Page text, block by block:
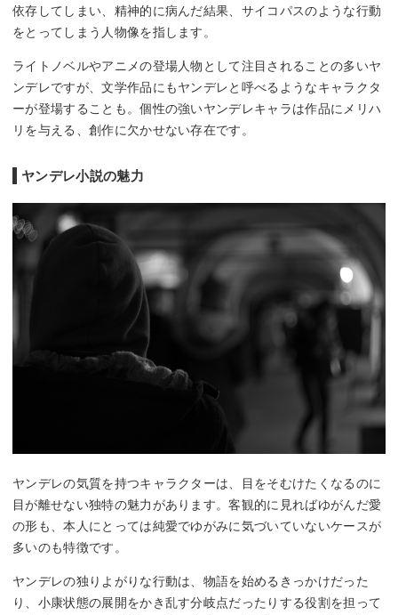
依存してしまい、精神的に病んだ結果、サイコパスのような行動
をとってしまう人物像を指します。
ライトノベルやアニメの登場人物として注目されることの多いヤ
ンデレですが、文学作品にもヤンデレと呼べるようなキャラクタ
ーが登場することも。個性の強いヤンデレキャラは作品にメリハ
リを与える、創作に欠かせない存在です。
ヤンデレ小説の魅力
ヤンデレの気質を持つキャラクターは、目をそむけたくなるのに
目が離せない独特の魅力があります。客観的に見ればゆがんだ愛
の形も、本人にとっては純愛でゆがみに気づいていないケースが
多いのも特徴です。
ヤンデレの独りよがりな行動は、物語を始めるきっかけだった
り、小康状態の展開をかき乱す分岐点だったりする役割を担って